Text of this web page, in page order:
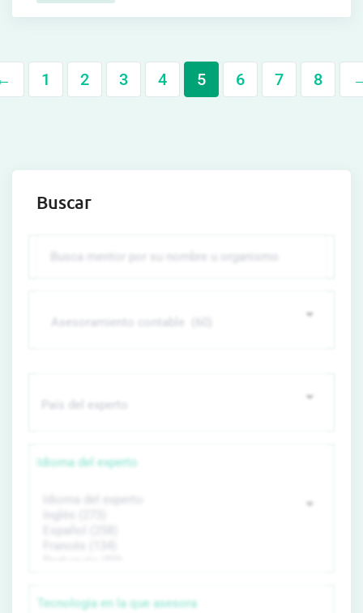
1 2 3 4 5 6 7 8
Buscar
Idioma del experto
Tecnología en la que asesora